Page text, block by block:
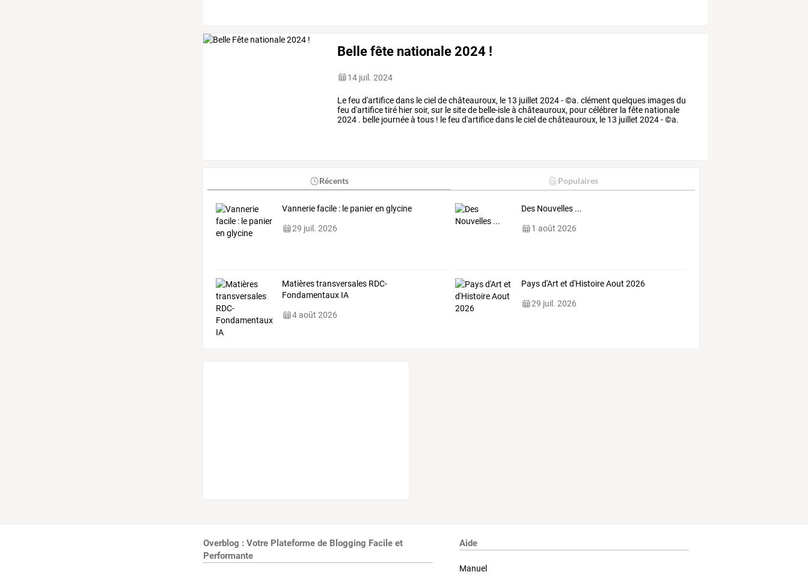
Belle fête nationale 2024 !
14 juil. 2024
Lefeu d'artificedans lecieldechâteauroux, le 13 juillet 2024-©a. clément quelques imagesdu
feu d'artificetiré hiersoir, sur lesitede belle-isleà châteauroux, pourcélébrer la fête nationale
2024 . belle journéeà tous ! lefeu d'artificedans lecieldechâteauroux, le 13 juillet 2024-©a.
Récents Populaires
Vannerie facile : le panier en glycine
29 juil. 2026
Des Nouvelles ...
1 août 2026
Matières transversales RDC-
Fondamentaux IA
4 août 2026
Pays d'Art et d'Histoire Aout 2026
29 juil. 2026
Overblog : Votre Plateforme de Blogging Facile et
Performante
Aide
Manuel